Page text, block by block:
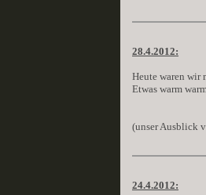
28.4.2012:
Heute waren wir
Etwas warm
(unser Ausblick
24.4.2012: